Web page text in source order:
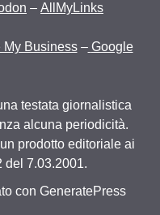
– AllMyLinks
My Business– Google
testata giornalistica
alcuna periodicità.
prodotto editoriale ai
del 7.03.2001.
con GeneratePress